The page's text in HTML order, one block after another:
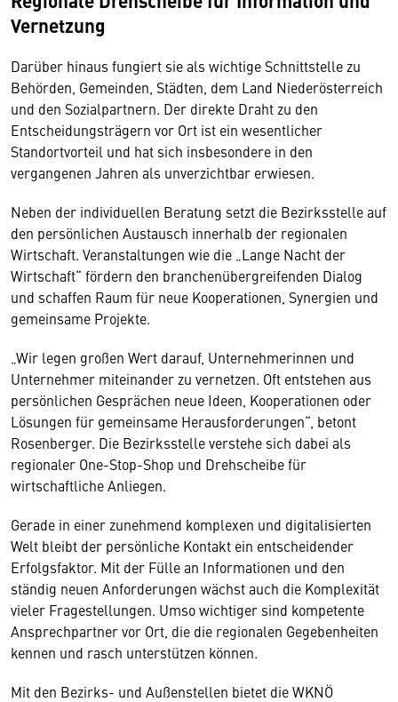
Vernetzung
Darüber hinaus fungiert sie als wichtige Schnittstelle zu
Behörden, Gemeinden, Städten, dem Land Niederösterreich
und den Sozialpartnern. Der direkte Draht zu den
Entscheidungsträgern vor Ort ist ein wesentlicher
Standortvorteil und hat sich insbesondere in den
vergangenen Jahren als unverzichtbar erwiesen.
Neben der individuellen Beratung setzt die Bezirksstelle auf
den persönlichen Austausch innerhalb der regionalen
Wirtschaft. Veranstaltungen wie die „Lange Nacht der
Wirtschaft“ fördern den branchenübergreifenden Dialog
und schaffen Raum für neue Kooperationen, Synergien und
gemeinsame Projekte.
„Wir legen großen Wert darauf, Unternehmerinnen und
Unternehmer miteinander zu vernetzen. Oft entstehen aus
persönlichen Gesprächen neue Ideen, Kooperationen oder
Lösungen für gemeinsame Herausforderungen“, betont
Rosenberger. Die Bezirksstelle verstehe sich dabei als
regionaler One-Stop-Shop und Drehscheibe für
wirtschaftliche Anliegen.
Gerade in einer zunehmend komplexen und digitalisierten
Welt bleibt der persönliche Kontakt ein entscheidender
Erfolgsfaktor. Mit der Fülle an Informationen und den
ständig neuen Anforderungen wächst auch die Komplexität
vieler Fragestellungen. Umso wichtiger sind kompetente
Ansprechpartner vor Ort, die die regionalen Gegebenheiten
kennen und rasch unterstützen können.
Mit den Bezirks- und Außenstellen bietet die WKNÖ